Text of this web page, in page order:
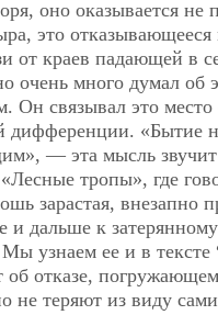
оно оказывается не
это отказывающееся
от краев падающей в
очень много думал об
Он связывал это
дифференции. «Бытие
— эта мысль
тропы», где
зарастая, внезапно
и дальше к
узнаем ее и в тексте
об отказе,
не теряют из виду